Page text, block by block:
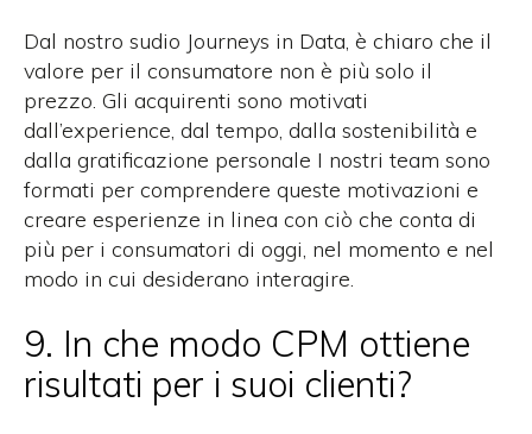
Dal nostro sudio Journeys in Data, è chiaro che il
valore per il consumatore non è più solo il
prezzo. Gli acquirenti sono motivati
dall’experience, dal tempo, dalla sostenibilità e
dalla gratificazione personale I nostri team sono
formati per comprendere queste motivazioni e
creare esperienze in linea con ciò che conta di
più per i consumatori di oggi, nel momento e nel
modo in cui desiderano interagire.
9. In che modo CPM ottiene
risultati per i suoi clienti?